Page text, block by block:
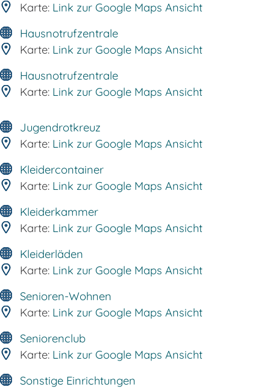
Karte: Link zur Google Maps Ansicht
Hausnotrufzentrale
Karte: Link zur Google Maps Ansicht
Hausnotrufzentrale
Karte: Link zur Google Maps Ansicht
Jugendrotkreuz
Karte: Link zur Google Maps Ansicht
Kleidercontainer
Karte: Link zur Google Maps Ansicht
Kleiderkammer
Karte: Link zur Google Maps Ansicht
Kleiderläden
Karte: Link zur Google Maps Ansicht
Senioren-Wohnen
Karte: Link zur Google Maps Ansicht
Seniorenclub
Karte: Link zur Google Maps Ansicht
Sonstige Einrichtungen